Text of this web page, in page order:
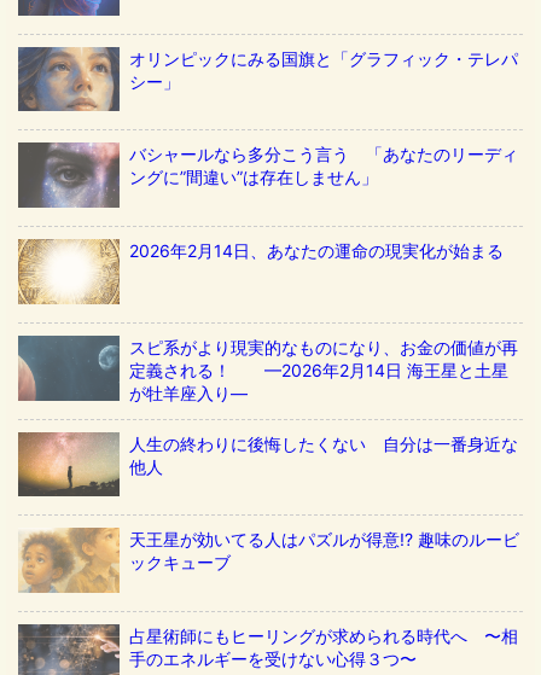
オリンピックにみる国旗と「グラフィック・テレパ
シー」
バシャールなら多分こう言う 「あなたのリーディ
ングに”間違い”は存在しません」
2026年2月14日、あなたの運命の現実化が始まる
スピ系がより現実的なものになり、お金の価値が再
定義される！ ––2026年2月14日 海王星と土星
が牡羊座入り––
人生の終わりに後悔したくない 自分は一番身近な
他人
天王星が効いてる人はパズルが得意!? 趣味のルービ
ックキューブ
占星術師にもヒーリングが求められる時代へ 〜相
手のエネルギーを受けない心得３つ〜